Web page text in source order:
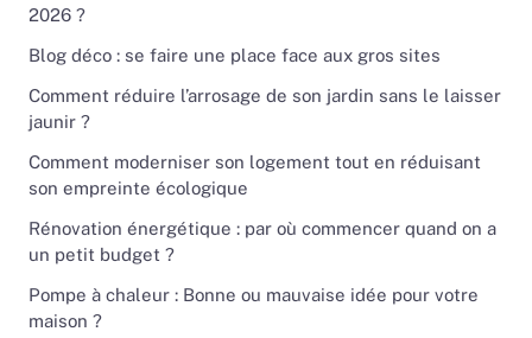
2026 ?
Blog déco : se faire une place face aux gros sites
Comment réduire l’arrosage de son jardin sans le laisser
jaunir ?
Comment moderniser son logement tout en réduisant
son empreinte écologique
Rénovation énergétique : par où commencer quand on a
un petit budget ?
Pompe à chaleur : Bonne ou mauvaise idée pour votre
maison ?